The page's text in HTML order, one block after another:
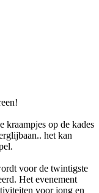
kraampjes op de kades
het kan
voor de twintigste
Het evenement
voor jong en